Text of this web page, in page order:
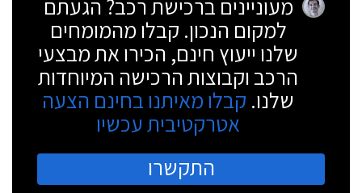
מעוניינים ברכישת רכב? הגעתם
למקום הנכון. קבלו מהמומחים
שלנו ייעוץ חינם, הכירו את מבצעי
הרכב וקבוצות הרכישה המיוחדות
שלנו. קבלו מאיתנו בחינם הצעה
אטרקטיבית עכשיו
התקשרו